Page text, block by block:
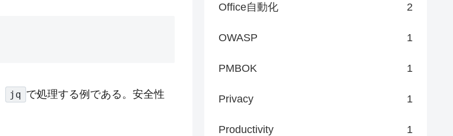
jq で処理する例である。安全性
Office自動化 2
OWASP 1
PMBOK 1
Privacy 1
Productivity 1